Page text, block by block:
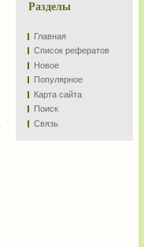
Разделы
Главная
Список рефератов
Новое
Популярное
Карта сайта
Поиск
Связь